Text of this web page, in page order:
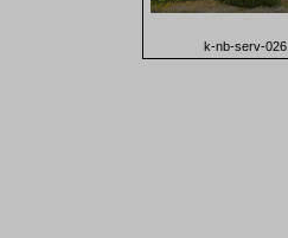
k-nb-serv-026